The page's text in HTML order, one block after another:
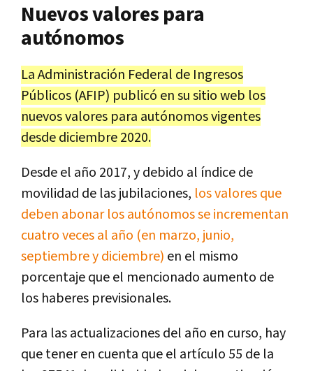
Nuevos valores para
autónomos
La Administración Federal de Ingresos
Públicos (AFIP) publicó en su sitio web los
nuevos valores para autónomos vigentes
desde diciembre 2020.
Desde el año 2017, y debido al índice de
movilidad de las jubilaciones, los valores que
deben abonar los autónomos se incrementan
cuatro veces al año (en marzo, junio,
septiembre y diciembre) en el mismo
porcentaje que el mencionado aumento de
los haberes previsionales.
Para las actualizaciones del año en curso, hay
que tener en cuenta que el artículo 55 de la